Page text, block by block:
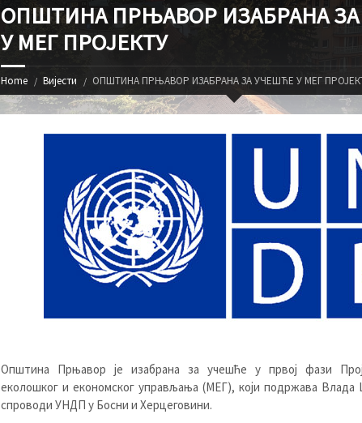
ОПШТИНА ПРЊАВОР ИЗАБРАНА
У МЕГ ПРОЈЕКТУ
Home Вијести ОПШТИНА ПРЊАВОР ИЗАБРАНА ЗА УЧЕШЋЕ У МЕГ
Општина Прњавор је изабрана за учешће у првој фази
еколошког и економског управљања (МЕГ), који подржава Влада
спроводи УНДП у Босни и Херцеговини.